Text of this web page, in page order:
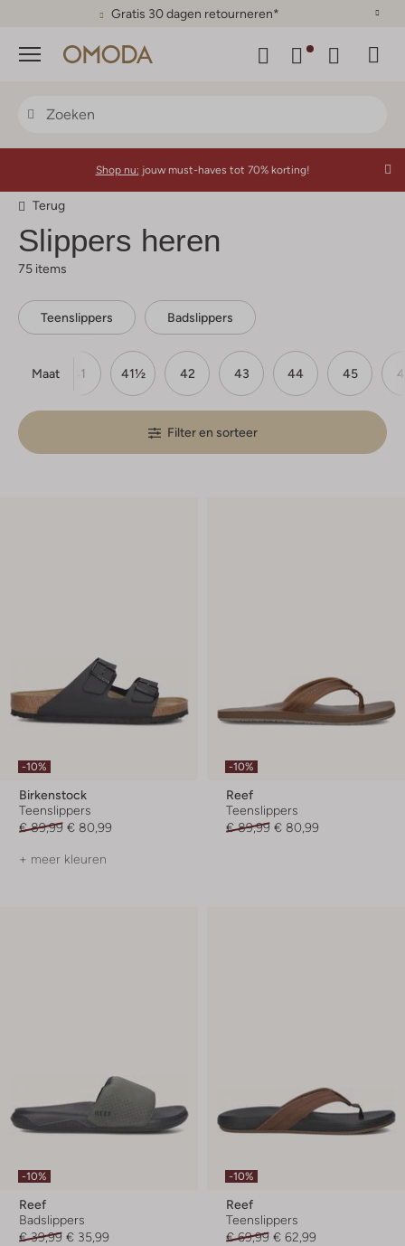
Gratis 30 dagen retourneren*
Menu
Shop nu: jouw must-haves tot 70% korting!
Terug
Slippers heren
75 items
Teenslippers Badslippers
Maat 41 41½ 42 43 44 45
Filter en sorteer
-10%
Birkenstock
Teenslippers
€ 89,99 € 80,99
+ meer kleuren
-10%
Reef
Teenslippers
€ 89,99 € 80,99
-10%
Reef
Badslippers
€ 39,99 € 35,99
-10%
Reef
Teenslippers
€ 69,99 € 62,99